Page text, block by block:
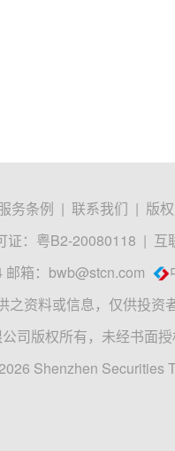
务条例 | 联系我们 | 版
证：粤B2-20080118 | 互
箱： bwb@stcn.com
之资料或信息，仅供投资
司版权所有，未经书面
Shenzhen Securities